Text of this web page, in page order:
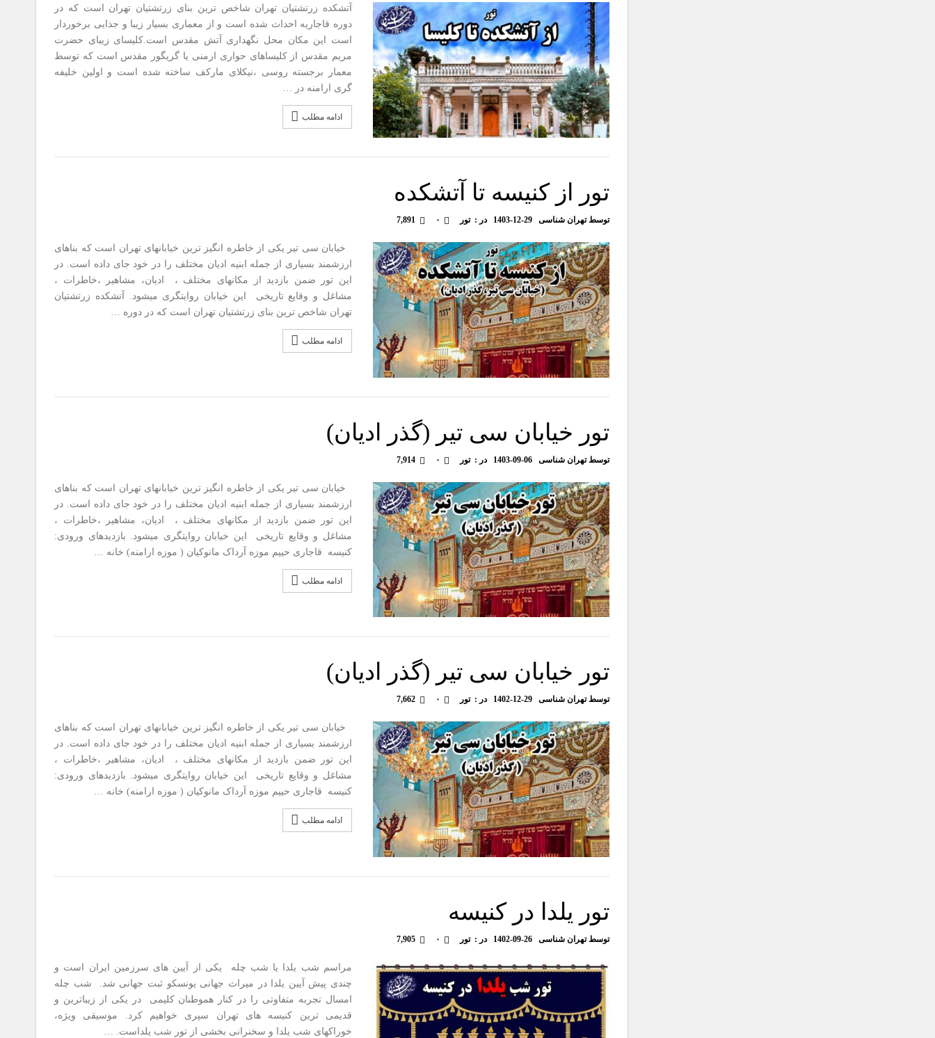
آتشکده زرتشتیان تهران شاخص ترین بنای زرتشتیان تهران است که در
دوره قاجاریه احداث شده است و از معماری بسیار زیبا و جذابی برخوردار
است این مکان محل نگهداری آتش مقدس است.کلیسای زیبای حضرت
مریم مقدس از کلیساهای حواری ارمنی یا گریگور مقدس است که توسط
معمار برجسته روسی ،نیکلای مارکف ساخته شده است و اولین خلیفه
گری ارامنه در …
ادامه مطلب
تور از کنیسه تا آتشکده
توسطتهران شناسی 1403-12-29 در :تور ۰ 7,891
خیابان سی تیر یکی از خاطره انگیز ترین خیابانهای تهران است که بناهای
ارزشمند بسیاری از جمله ابنیه ادیان مختلف را در خود جای داده است. در
این تور ضمن بازدید از مکانهای مختلف ، ادیان، مشاهیر ،خاطرات ،
مشاغل و وقایع تاریخی این خیابان روایتگری میشود. آتشکده زرتشتیان
تهران شاخص ترین بنای زرتشتیان تهران است که در دوره …
ادامه مطلب
تور خیابان سی تیر (گذر ادیان)
توسطتهران شناسی 1403-09-06 در :تور ۰ 7,914
خیابان سی تیر یکی از خاطره انگیز ترین خیابانهای تهران است که بناهای
ارزشمند بسیاری از جمله ابنیه ادیان مختلف را در خود جای داده است. در
این تور ضمن بازدید از مکانهای مختلف ، ادیان، مشاهیر ،خاطرات ،
مشاغل و وقایع تاریخی این خیابان روایتگری میشود. بازدیدهای ورودی:
کنیسه قاجاری حییم موزه آرداک مانوکیان ( موزه ارامنه) خانه …
ادامه مطلب
تور خیابان سی تیر (گذر ادیان)
توسطتهران شناسی 1402-12-29 در :تور ۰ 7,662
خیابان سی تیر یکی از خاطره انگیز ترین خیابانهای تهران است که بناهای
ارزشمند بسیاری از جمله ابنیه ادیان مختلف را در خود جای داده است. در
این تور ضمن بازدید از مکانهای مختلف ، ادیان، مشاهیر ،خاطرات ،
مشاغل و وقایع تاریخی این خیابان روایتگری میشود. بازدیدهای ورودی:
کنیسه قاجاری حییم موزه آرداک مانوکیان ( موزه ارامنه) خانه …
ادامه مطلب
تور یلدا در کنیسه
توسطتهران شناسی 1402-09-26 در :تور ۰ 7,905
مراسم شب یلدا یا شب چله یکی از آیین های سرزمین ایران است و
چندی پیش آیین یلدا در میراث جهانی یونسکو ثبت جهانی شد. شب چله
امسال تجربه متفاوتی را در کنار هموطنان کلیمی در یکی از زیباترین و
قدیمی ترین کنیسه های تهران سپری خواهیم کرد. موسیقی ویژه،
خوراکهای شب یلدا و سخنرانی بخشی از تور شب یلداست. …